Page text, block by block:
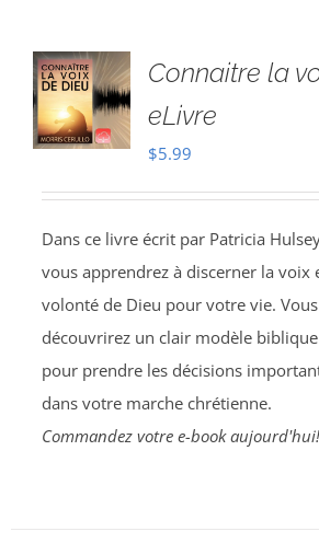
Connaitre la
eLivre
$5.99
Dans ce livre écrit par Patricia
vous apprendrez à discerner la voix
volonté de Dieu pour votre vie. Vous
découvrirez un clair modèle biblique
pour prendre les décisions
dans votre marche chrétienne.
Commandez votre e-book aujourd'hui!